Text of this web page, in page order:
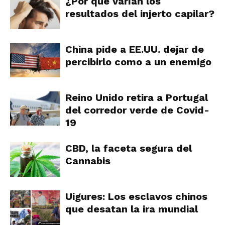
resultados del injerto capilar?
China pide a EE.UU. dejar de
percibirlo como a un enemigo
Reino Unido retira a Portugal
del corredor verde de Covid-
19
CBD, la faceta segura del
Cannabis
Uigures: Los esclavos chinos
que desatan la ira mundial